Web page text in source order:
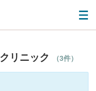
リニック （3件）